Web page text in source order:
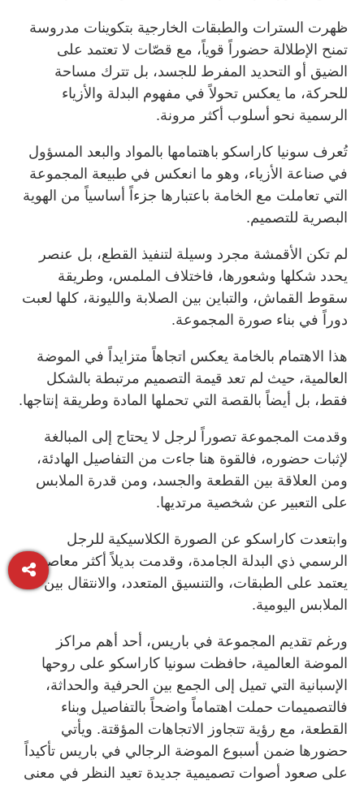
ظهرت السترات والطبقات الخارجية بتكوينات مدروسة
تمنح الإطلالة حضوراً قوياً، مع قصّات لا تعتمد على
الضيق أو التحديد المفرط للجسد، بل تترك مساحة
للحركة، ما يعكس تحولاً في مفهوم البدلة والأزياء
الرسمية نحو أسلوب أكثر مرونة.
تُعرف سونيا كاراسكو باهتمامها بالمواد والبعد المسؤول
في صناعة الأزياء، وهو ما انعكس في طبيعة المجموعة
التي تعاملت مع الخامة باعتبارها جزءاً أساسياً من الهوية
البصرية للتصميم.
لم تكن الأقمشة مجرد وسيلة لتنفيذ القطع، بل عنصر
يحدد شكلها وشعورها، فاختلاف الملمس، وطريقة
سقوط القماش، والتباين بين الصلابة والليونة، كلها لعبت
دوراً في بناء صورة المجموعة.
هذا الاهتمام بالخامة يعكس اتجاهاً متزايداً في الموضة
العالمية، حيث لم تعد قيمة التصميم مرتبطة بالشكل
فقط، بل أيضاً بالقصة التي تحملها المادة وطريقة إنتاجها.
وقدمت المجموعة تصوراً لرجل لا يحتاج إلى المبالغة
لإثبات حضوره، فالقوة هنا جاءت من التفاصيل الهادئة،
ومن العلاقة بين القطعة والجسد، ومن قدرة الملابس
على التعبير عن شخصية مرتديها.
وابتعدت كاراسكو عن الصورة الكلاسيكية للرجل
الرسمي ذي البدلة الجامدة، وقدمت بديلاً أكثر معاصرة
يعتمد على الطبقات، والتنسيق المتعدد، والانتقال بين
الملابس اليومية.
ورغم تقديم المجموعة في باريس، أحد أهم مراكز
الموضة العالمية، حافظت سونيا كاراسكو على روحها
الإسبانية التي تميل إلى الجمع بين الحرفية والحداثة،
فالتصميمات حملت اهتماماً واضحاً بالتفاصيل وبناء
القطعة، مع رؤية تتجاوز الاتجاهات المؤقتة. ويأتي
حضورها ضمن أسبوع الموضة الرجالي في باريس تأكيداً
على صعود أصوات تصميمية جديدة تعيد النظر في معنى